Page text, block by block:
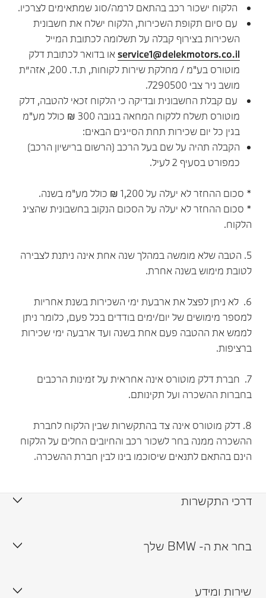
הלקוח ישכור רכב בהתאם לרמה/סוג שמתאימים לצרכיו.
עם סיום תקופת השכירות, הלקוח ישלח את חשבונית
השכירות בצירוף קבלה על תשלומה לכתובת המייל
service1@delekmotors.co.ilאו בדואר לכתובת דלק
מוטורס בע"מ / מחלקת שירות לקוחות, ת.ד. 200, אזה״ת
מושב ניר צבי 7290500.
עם קבלת החשבונית ובדיקה כי הלקוח זכאי להטבה, דלק
מוטורס תשלח ללקוח המחאה בגובה 300 ₪ כולל מע"מ
בגין כל יום שכירות תחת הסייגים הבאים:
הקבלה תהיה על שם בעל הרכב (הרשום ברישיון הרכב)
כמפורט בסעיף 2 לעיל.
* סכום ההחזר לא יעלה על 1,200 ₪ כולל מע"מ בשנה.
* סכום ההחזר לא יעלה על הסכום הנקוב בחשבונית שהציג
הלקוח.
5. הטבה שלא מומשה במהלך שנה אחת אינה ניתנת לצבירה
לטובת מימוש בשנה אחרת.
6. לא ניתן לפצל את ארבעת ימי השכירות בשנת אחריות
למספר מימושים של יום/ימים בודדים בכל פעם, כלומר ניתן
לממש את ההטבה פעם אחת בשנה ועד ארבעה ימי שכירות
ברציפות.
7. חברת דלק מוטורס אינה אחראית על זמינות הרכבים
בחברות ההשכרה ועל תקינותם.
8. דלק מוטורס אינה צד בהתקשרות שבין הלקוח לחברת
ההשכרה ממנה בחר לשכור רכב והחיובים החלים על הלקוח
הינם בהתאם לתנאים שיסוכמו בינו לבין חברת ההשכרה.
דרכי התקשרות
צור קשר
תיאום פגישה עם נציג
בחר את ה- BMW שלך
זמינות רכבים במלאי
שירות ומידע